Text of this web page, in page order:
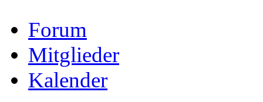
Forum
Mitglieder
Kalender